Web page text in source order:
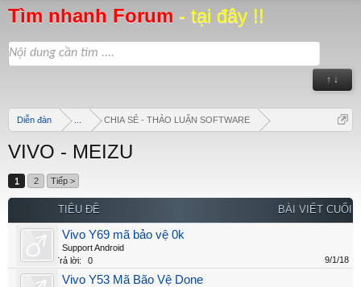
Tìm nhanh Forum - tại đây !!
↑ ↓
Diễn đàn CHIA SẺ - THẢO LUẬN SOFTWARE
VIVO - MEIZU
1 2 Tiếp >
TIÊU ĐỀ BÀI VIẾT CUỐI
Vivo Y69 mã bảo vệ 0k
Support Android
Trả lời:
0 9/1/18
Vivo Y53 Mã Bão Vệ Done